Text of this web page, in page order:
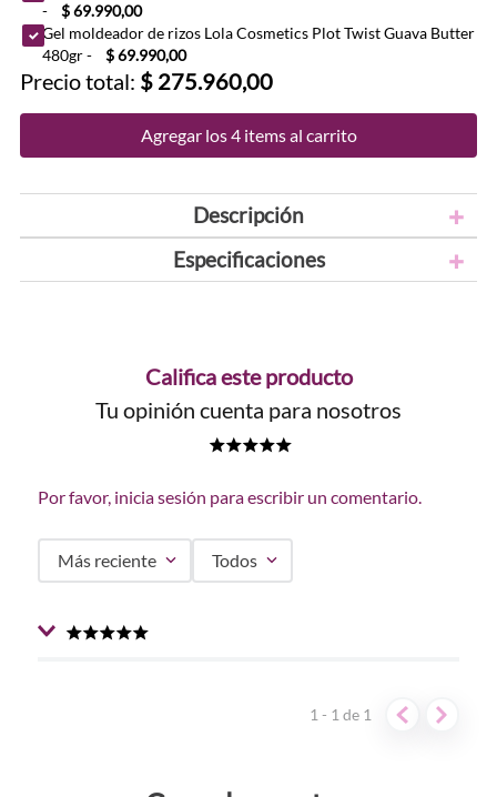
-
$ 69.990,00
Gel moldeador de rizos Lola Cosmetics Plot Twist Guava Butter
480gr- $ 69.990,00
Precio total: $ 275.960,00
Agregar los 4 items al carrito
Descripción
Especificaciones
Califica este producto
Tu opinión cuenta para nosotros
Por favor, inicia sesión para escribir un comentario.
Más reciente Todos
1 - 1de 1